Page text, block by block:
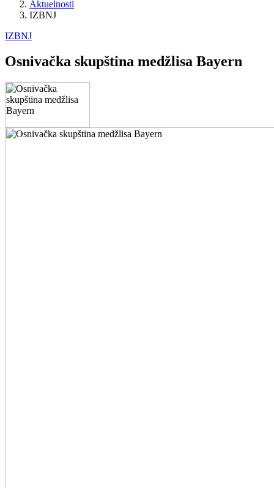
Aktuelnosti
IZBNJ
IZBNJ
Osnivačka skupština medžlisa Bayern